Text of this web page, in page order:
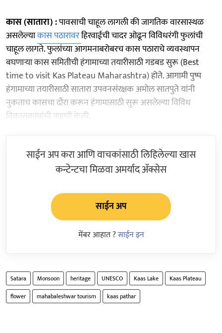
कास (सातारा) :पावसाची चाहूल लागली की जागतिक वारसास्थळ
असलेल्याकास पठारावरहिरवाईची चादर ओढून विविधरंगी फुलांची
चाहूल लागते. फुलांच्या आगमनाबरोबरच कास पठाराचे व्यवस्थापन
बघणाऱ्या कास समितीची हंगामाच्या तयारीसाठी गडबड सुरू (Best
time to visit Kas Plateau Maharashtra) होते. आगामी पुष्प
हंगामाच्या तयारीसाठी सातारा उपवनसंरक्षक अमोल सातपुते यांनी
नुकताच कासचा दौरा करून हंगामासाठी सुरू असलेल्या विविध
विकासकामांची पाहणी केली.
साईन अप करा आणि वाचकांसाठी लिहिलेल्या खास
कन्टेन्टचा मिळवा अमर्याद ॲक्सेस
साईन अप
मेंबर आहात ?साईन इन
Satara Monsoon heritage UNESCO Kaas Lake
Kaas Plateau
flower
mahabaleshwar tourism kaas pathar